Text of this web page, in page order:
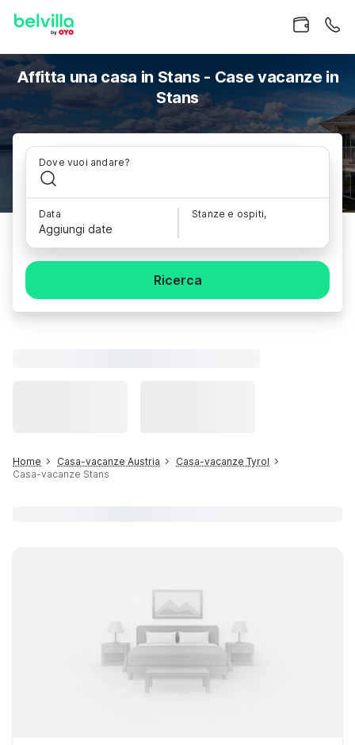
Affitta una casa in Stans - Case vacanze in
Stans
Dove vuoi andare?
Data
Aggiungi date
Stanze e ospiti,
Ricerca
Home Casa-vacanze Austria
Casa-vacanze Tyrol
Casa-vacanze Stans